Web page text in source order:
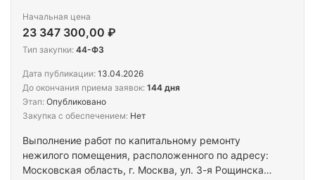
Выполнение работ по капитальному ремонту
нежилого помещения, расположенного по адресу:
Московская область, г. Москва, ул. 3-я Рощинская,
Начальная цена
23 347 300,00 ₽
Тип закупки: 44-ФЗ
Дата публикации: 13.04.2026
До окончания приема заявок: 144 дня
Этап: Опубликовано
Закупка с обеспечением: Нет